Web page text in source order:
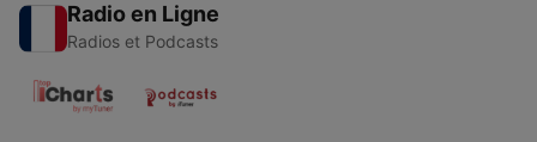
Radio en Ligne
Radios et Podcasts